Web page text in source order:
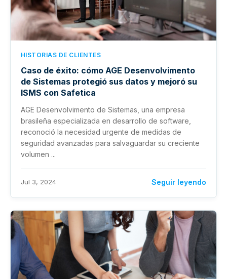
HISTORIAS DE CLIENTES
Caso de éxito: cómo AGE Desenvolvimento
de Sistemas protegió sus datos y mejoró su
ISMS con Safetica
AGE Desenvolvimento de Sistemas, una empresa
brasileña especializada en desarrollo de software,
reconoció la necesidad urgente de medidas de
seguridad avanzadas para salvaguardar su creciente
volumen ...
Jul 3, 2024 Seguir leyendo